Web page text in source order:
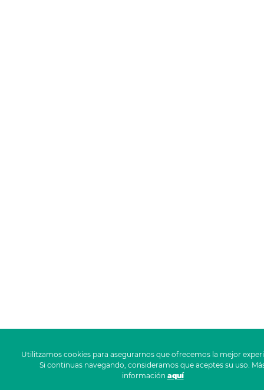
Utilitzamos cookies para asegurarnos que ofrecemos la mejor
Si continuas navegando, consideramos que aceptes su uso.
información aquí